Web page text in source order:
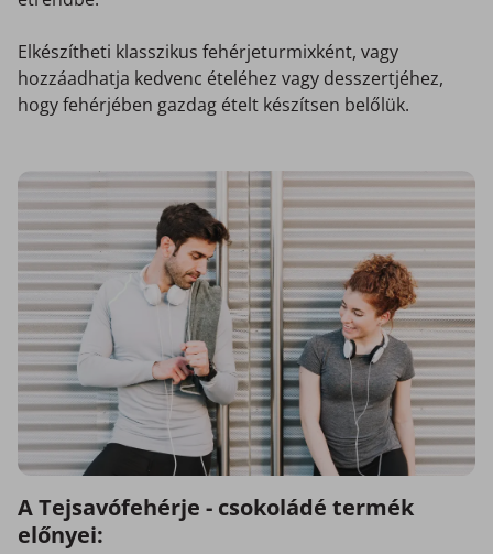
Elkészítheti klasszikus fehérjeturmixként, vagy
hozzáadhatja kedvenc ételéhez vagy desszertjéhez,
hogy fehérjében gazdag ételt készítsen belőlük.
A Tejsavófehérje - csokoládé termék
előnyei: